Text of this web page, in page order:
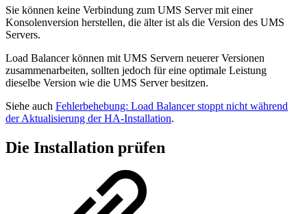
Sie können keine Verbindung zum UMS Server mit einer
Konsolenversion herstellen, die älter ist als die Version des UMS
Servers.
Load Balancer können mit UMS Servern neuerer Versionen
zusammenarbeiten, sollten jedoch für eine optimale Leistung
dieselbe Version wie die UMS Server besitzen.
Siehe auch Fehlerbehebung: Load Balancer stoppt nicht während
der Aktualisierung der HA-Installation.
Die Installation prüfen